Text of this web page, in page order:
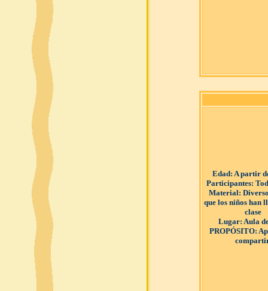
Edad: A partir
Participantes:
Material:
que los niños han
clase
Lugar: Aula
PROPÓSITO: